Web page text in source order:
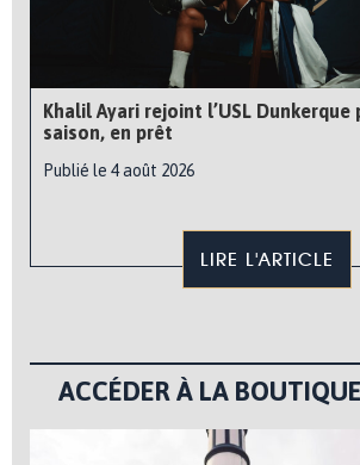
Khalil Ayari rejoint l’USL Dunkerque
saison, en prêt
Publié le 4 août 2026
LIRE L'ARTICLE
ACCÉDER À LA